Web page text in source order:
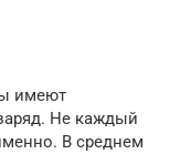
имеют
Не каждый
В среднем